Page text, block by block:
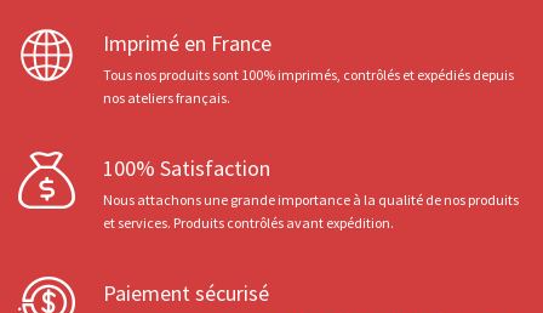
Imprimé en France
Tous nos produits sont 100% imprimés, contrôlés et expédiés depuis
nos ateliers français.
100% Satisfaction
Nous attachons une grande importance à la qualité de nos produits
et services. Produits contrôlés avant expédition.
Paiement sécurisé